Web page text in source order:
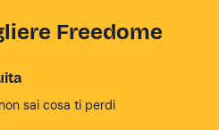
Freedome
sai cosa ti perdi